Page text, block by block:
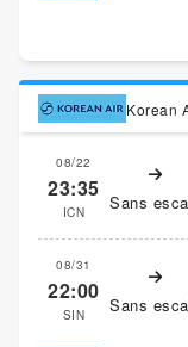
Korean
08/22
23:35
ICN Sans
08/31
22:00
SIN Sans